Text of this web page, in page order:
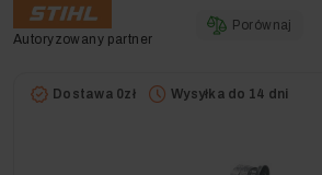
Autoryzowany partner
Porównaj
Dostawa 0zł Wysyłka do 14 dni